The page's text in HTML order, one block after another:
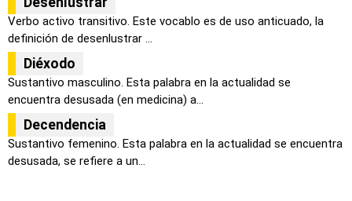
Verbo activo transitivo. Este vocablo es de uso anticuado, la
definición de desenlustrar ...
Diéxodo
Sustantivo masculino. Esta palabra en la actualidad se
encuentra desusada (en medicina) a...
Decendencia
Sustantivo femenino. Esta palabra en la actualidad se encuentra
desusada, se refiere a un...